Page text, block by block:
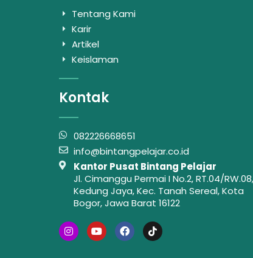
Tentang Kami
Karir
Artikel
Keislaman
Kontak
082226668651
info@bintangpelajar.co.id
Kantor Pusat Bintang Pelajar
Jl. Cimanggu Permai I No.2, RT.04/RW.08,
Kedung Jaya, Kec. Tanah Sereal, Kota
Bogor, Jawa Barat 16122